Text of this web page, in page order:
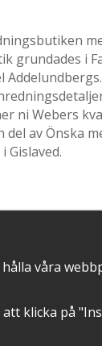
grundades i
ni Webers
av Önska
våra
klicka på